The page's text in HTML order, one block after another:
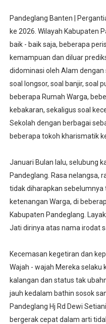
Pandeglang Banten |
ke 2026. Wilayah Kabupaten
baik - baik saja, beberapa
kemampuan dan diluar
didominasi oleh Alam
soal longsor, soal banjir, soal
beberapa Rumah Warga,
kebakaran, sekaligus soal
Sekolah dengan berbagai
beberapa tokoh kharismatik
Januari Bulan lalu, selubung
Pandeglang. Rasa nelangsa,
tidak diharapkan
ketenangan Warga, di
Kabupaten Pandeglang.
Jati dirinya atas nama irodat
Kecemasan kegetiran dan
Wajah - wajah Mereka selaku
kalangan dan status tak
jauh kedalam bathin sosok
Pandeglang Hj Rd Dewi
bergerak cepat dalam arti